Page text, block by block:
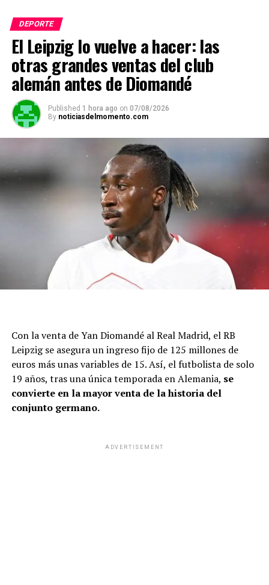
s
A
p
p
b
o
o
k
m
n
k
tir
DEPORTE
El Leipzig lo vuelve a hacer: las
otras grandes ventas del club
alemán antes de Diomandé
Published 1 hora ago on 07/08/2026
By noticiasdelmomento.com
Con la venta de Yan Diomandé al Real Madrid, el RB
Leipzig se asegura un ingreso fijo de 125 millones de
euros más unas variables de 15. Así, el futbolista de solo
19 años, tras una única temporada en Alemania, se
convierte en la mayor venta de la historia del
conjunto germano.
ADVERTISEMENT